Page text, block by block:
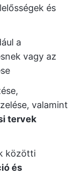
és
a
vagy az
valamint
tervek
közötti
és